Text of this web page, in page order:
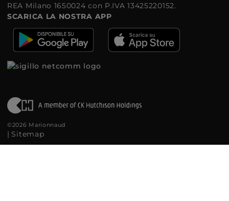
REA Milano 1650024 con P.IVA 13425220152.
SCARICA LA NOSTRA APP
©2026 Marionnaud
| Sitemap